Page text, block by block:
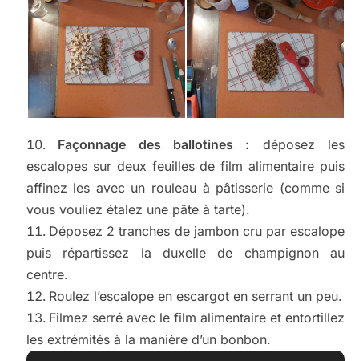
Façonnage des ballotines : déposez les
escalopes sur deux feuilles de film alimentaire puis
affinez les avec un rouleau à pâtisserie (comme si
vous vouliez étalez une pâte à tarte).
Déposez 2 tranches de jambon cru par escalope
puis répartissez la duxelle de champignon au
centre.
Roulez l’escalope en escargot en serrant un peu.
Filmez serré avec le film alimentaire et entortillez
les extrémités à la manière d’un bonbon.